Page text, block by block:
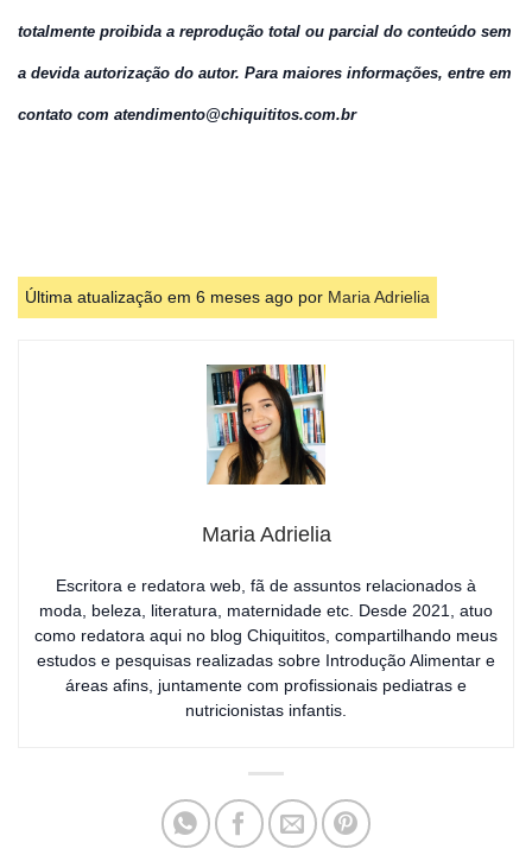
totalmente proibida a reprodução total ou parcial do conteúdo sem
a devida autorização do autor. Para maiores informações, entre em
contato com atendimento@chiquititos.com.br
Última atualização em 6 meses ago por Maria Adrielia
Maria Adrielia
Escritora e redatora web, fã de assuntos relacionados à
moda, beleza, literatura, maternidade etc. Desde 2021, atuo
como redatora aqui no blog Chiquititos, compartilhando meus
estudos e pesquisas realizadas sobre Introdução Alimentar e
áreas afins, juntamente com profissionais pediatras e
nutricionistas infantis.